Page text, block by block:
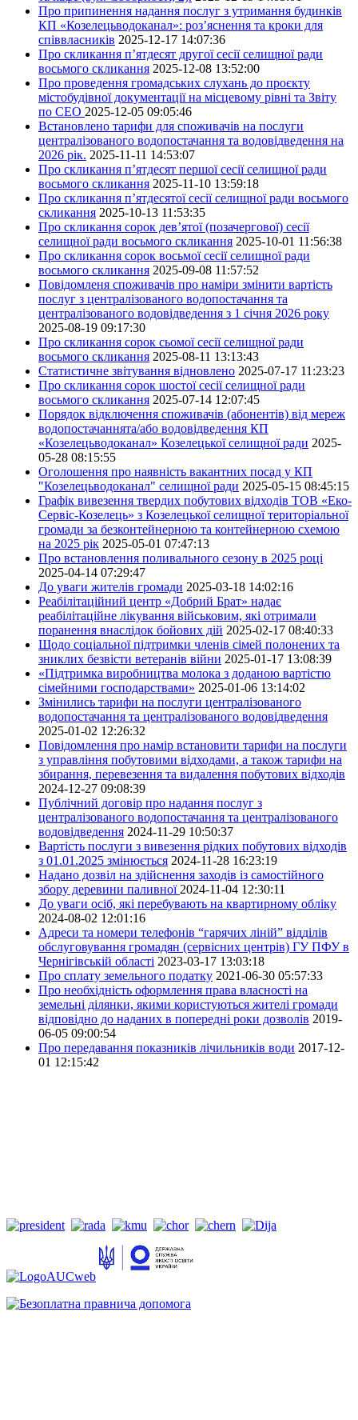
Про припинення надання послуг з утримання будинків
КП «Козелецьводоканал»: роз’яснення та кроки для
співвласників 2025-12-17 14:07:36
Про скликання п’ятдесят другої сесії селищної ради
восьмого скликання 2025-12-08 13:52:00
Про проведення громадських слухань до проєкту
містобудівної документації на місцевому рівні та Звіту
по СЕО 2025-12-05 09:05:46
Встановлено тарифи для споживачів на послуги
централізованого водопостачання та водовідведення на
2026 рік. 2025-11-11 14:53:07
Про скликання п’ятдесят першої сесії селищної ради
восьмого скликання 2025-11-10 13:59:18
Про скликання п’ятдесятої сесії селищної ради восьмого
скликання 2025-10-13 11:53:35
Про скликання сорок дев’ятої (позачергової) сесії
селищної ради восьмого скликання 2025-10-01 11:56:38
Про скликання сорок восьмої сесії селищної ради
восьмого скликання 2025-09-08 11:57:52
Повідомленя споживачів про наміри змінити вартість
послуг з централізованого водопостачання та
централізованого водовідведення з 1 січня 2026 року
2025-08-19 09:17:30
Про скликання сорок сьомої сесії селищної ради
восьмого скликання 2025-08-11 13:13:43
Статистичне звітування відновлено 2025-07-17 11:23:23
Про скликання сорок шостої сесії селищної ради
восьмого скликання 2025-07-14 12:07:45
Порядок відключення споживачів (абонентів) від мереж
водопостачаннята/або водовідведення КП
«Козелецьводоканал» Козелецької селищної ради 2025-
05-28 08:15:55
Оголошення про наявність вакантних посад у КП
"Козелецьводоканал" селищної ради 2025-05-15 08:45:15
Графік вивезення твердих побутових відходів ТОВ «Еко-
Сервіс-Козелець» з Козелецької селищної територіальної
громади за безконтейнерною та контейнерною схемою
на 2025 рік 2025-05-01 07:47:13
Про встановлення поливального сезону в 2025 році
2025-04-14 07:29:47
До уваги жителів громади 2025-03-18 14:02:16
Реабілітаційний центр «Добрий Брат» надає
реабілітаційне лікування військовим, які отримали
поранення внаслідок бойових дій 2025-02-17 08:40:33
Щодо соціальної підтримки членів сімей полонених та
зниклих безвісти ветеранів війни 2025-01-17 13:08:39
«Підтримка виробництва молока з доданою вартістю
сімейними господарствами» 2025-01-06 13:14:02
Змінились тарифи на послуги централізованого
водопостачання та централізованого водовідведення
2025-01-02 12:26:32
Повідомлення про намір встановити тарифи на послуги
з управління побутовими відходами, а також тарифи на
збирання, перевезення та видалення побутових відходів
2024-12-27 09:08:39
Публічний договір про надання послуг з
централізованого водопостачання та централізованого
водовідведення 2024-11-29 10:50:37
Вартість послуги з вивезення рідких побутових відходів
з 01.01.2025 змінюється 2024-11-28 16:23:19
Надано дозвіл на здійснення заходів із самостійного
збору деревини паливної 2024-11-04 12:30:11
До уваги осіб, які перебувають на квартирному обліку
2024-08-02 12:01:16
Адреси та номери телефонів “гарячих ліній” відділів
обслуговування громадян (сервісних центрів) ГУ ПФУ в
Чернігівській області 2023-03-17 13:03:18
Про сплату земельного податку 2021-06-30 05:57:33
Про необхідність оформлення права власності на
земельні ділянки, якими користуються жителі громади
відповідно до наданих в попередні роки дозволів 2019-
06-05 09:00:54
Про передавання показників лічильників води 2017-12-
01 12:15:42